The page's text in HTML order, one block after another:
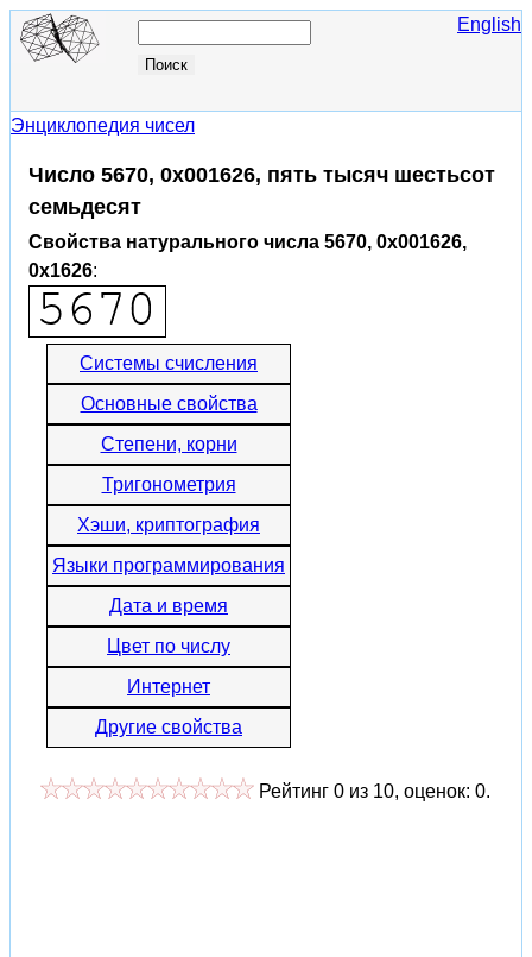
English
Энциклопедия чисел
Число 5670, 0x001626, пять тысяч шестьсот
семьдесят
Свойства натурального числа 5670, 0x001626,
0x1626:
Системы счисления
Основные свойства
Степени, корни
Тригонометрия
Хэши, криптография
Языки программирования
Дата и время
Цвет по числу
Интернет
Другие свойства
Рейтинг 0 из 10, оценок: 0.